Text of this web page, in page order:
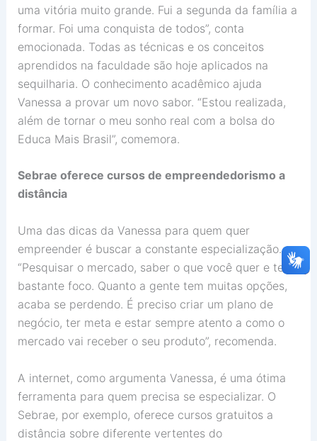
uma vitória muito grande. Fui a segunda da família a
formar. Foi uma conquista de todos”, conta
emocionada. Todas as técnicas e os conceitos
aprendidos na faculdade são hoje aplicados na
sequilharia. O conhecimento acadêmico ajuda
Vanessa a provar um novo sabor. “Estou realizada,
além de tornar o meu sonho real com a bolsa do
Educa Mais Brasil”, comemora.
Sebrae oferece cursos de empreendedorismo a
distância
Uma das dicas da Vanessa para quem quer
empreender é buscar a constante especialização.
“Pesquisar o mercado, saber o que você quer e ter
bastante foco. Quanto a gente tem muitas opções,
acaba se perdendo. É preciso criar um plano de
negócio, ter meta e estar sempre atento a como o
mercado vai receber o seu produto”, recomenda.
A internet, como argumenta Vanessa, é uma ótima
ferramenta para quem precisa se especializar. O
Sebrae, por exemplo, oferece cursos gratuitos a
distância sobre diferente vertentes do